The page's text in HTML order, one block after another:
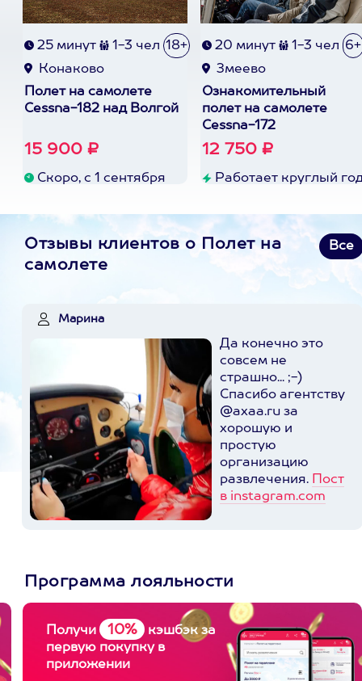
25 минут 1-3 чел 18+
Конаково
Полет на самолете
Cessna-182 над Волгой
15 900 ₽
Скоро, с 1 сентября
20 минут 1-3 чел 6+
Змеево
Ознакомительный
полет на самолете
Cessna-172
12 750 ₽
Работает круглый
Отзывы клиентов о Полет на
самолете
Все
Марина
Да конечно это
совсем не
страшно... ;-)
Спасибо агентству
@axaa.ru за
хорошую и
простую
организацию
развлечения.
Пост
в instagram.com
Программа лояльности
Получи 10%
кэшбэк за
первую покупку в
приложении